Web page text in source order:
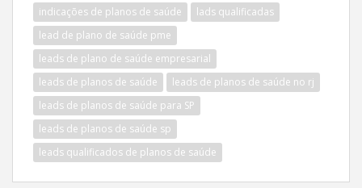
indicações de planos de saúde
lads qualificadas
lead de plano de saúde pme
leads de plano de saúde empresarial
leads de planos de saúde
leads de planos de saúde no rj
leads de planos de saúde para SP
leads de planos de saúde sp
leads qualificados de planos de saúde